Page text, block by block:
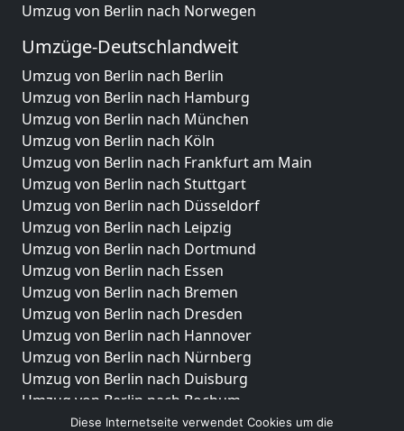
Umzug von Berlin nach Norwegen
Umzüge-Deutschlandweit
Umzug von Berlin nach Berlin
Umzug von Berlin nach Hamburg
Umzug von Berlin nach München
Umzug von Berlin nach Köln
Umzug von Berlin nach Frankfurt am Main
Umzug von Berlin nach Stuttgart
Umzug von Berlin nach Düsseldorf
Umzug von Berlin nach Leipzig
Umzug von Berlin nach Dortmund
Umzug von Berlin nach Essen
Umzug von Berlin nach Bremen
Umzug von Berlin nach Dresden
Umzug von Berlin nach Hannover
Umzug von Berlin nach Nürnberg
Umzug von Berlin nach Duisburg
Umzug von Berlin nach Bochum
Umzug von Berlin nach Wuppertal
Diese Internetseite verwendet Cookies um die